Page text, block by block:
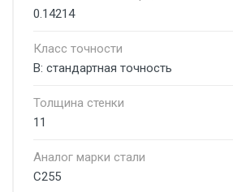
0.14214
Класс точности
В: стандартная точность
Толщина стенки
11
Аналог марки стали
С255